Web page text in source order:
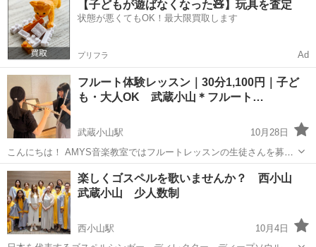
オリン講師 を募集します。 --- 【募集内容】 職種：ピアノ講師 / バ
イ...
【子どもが遊ばなくなった🧸】玩具を査定
状態が悪くてもOK！最大限買取します
プリフラ Ad
フルート体験レッスン｜30分1,100円｜子ど
も・大人OK 武蔵小山＊フルート…
武蔵小山駅
10月28日
こんにちは！ AMYS音楽教室ではフルートレッスンの生徒さんを募集
しています🎵 楽器をお持ちでない方でも、体験レッスンでは無料レン
タルありなので、安心して始められます！ 学校・お仕事帰りに♪
15:00...
東京 品川区 武蔵小山駅 フルート
楽しくゴスペルを歌いませんか？ 西小山
武蔵小山 少人数制
西小山駅
10月4日